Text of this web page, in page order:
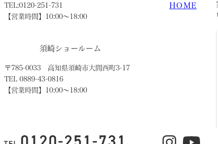
TEL:0120-251-731
【営業時間】10:00〜18:00
須崎ショールーム
〒785-0033 高知県須崎市大間西町3-17
TEL 0889-43-0816
【営業時間】10:00〜18:00
HOME